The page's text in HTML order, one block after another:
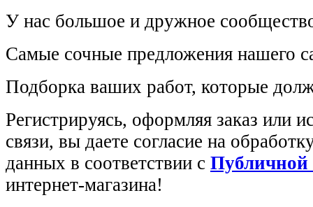
У нас большое и дружное
Самые сочные предложения нашего
Подборка ваших работ, которые
Регистрируясь, оформляя заказ или
связи, вы даете согласие на
данных в соответствии с Публичной
интернет-магазина!